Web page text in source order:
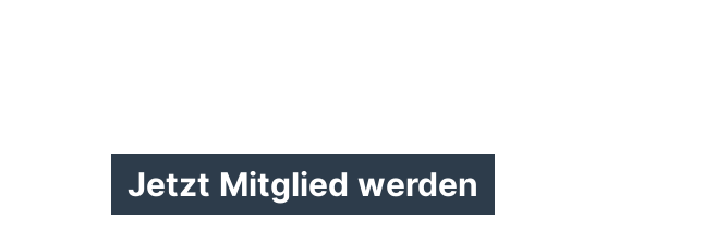
Jetzt Mitglied werden